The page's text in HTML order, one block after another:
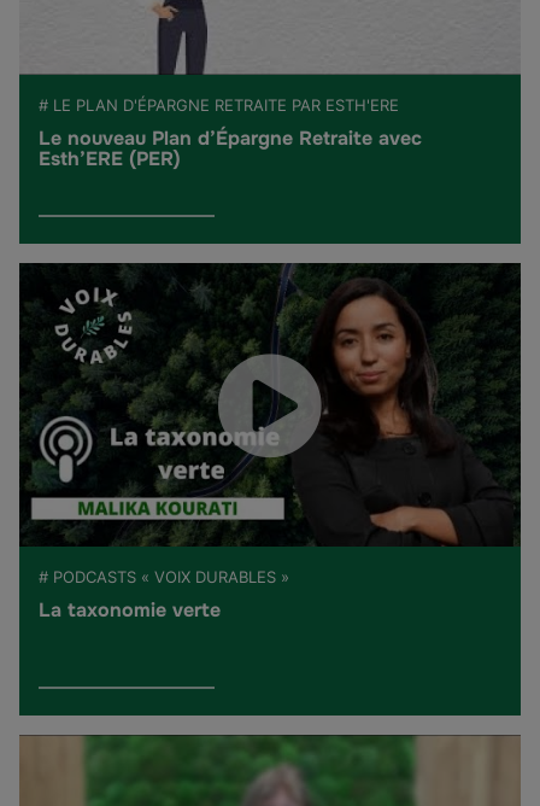
# LE PLAN D'ÉPARGNE RETRAITE PAR ESTH'ERE
Le nouveau Plan d’Épargne Retraite avec
Esth’ERE (PER)
# PODCASTS « VOIX DURABLES »
La taxonomie verte